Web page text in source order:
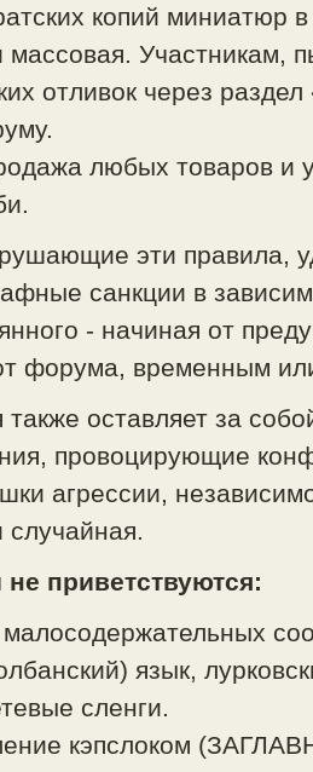
копий миниатюр
массовая. Участникам,
отливок через
любых товаров и
эти правила,
санкции в
- начиная от
форума, временным
оставляет за
провоцирующие
агрессии,
случайная.
не приветствуются:
малосодержательных
язык,
сленги.
кэпслоком